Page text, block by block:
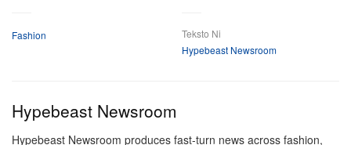
matapang na enerhiya ng African football culture, isang
mundong hinuhubog ng community, expression at
nagbibigay-kahulugan dito. Ang bago naming campaign
ay binuo kasama at para sa mga lokal na boses sa
Fashion
Teksto Ni
Hypebeast Newsroom
Hypebeast Newsroom
Hypebeast Newsroom produces fast-turn news across fashion,